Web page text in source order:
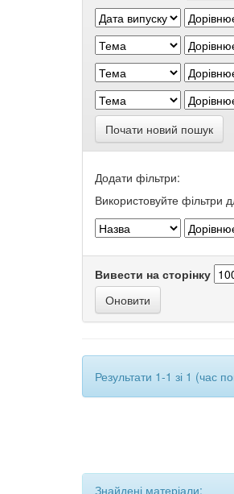
Почати новий пошук
Додати фільтри:
Використовуйте фільтри
Вивести на сторінку
Результати 1-1 зі 1 (час
Знайдені матеріали: